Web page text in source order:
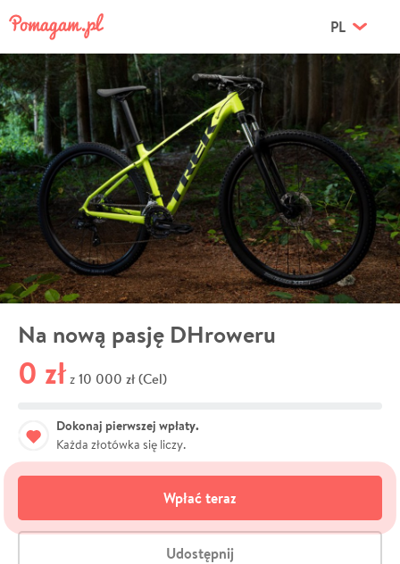
PL
Na nową pasję DHroweru
0 zł z 10 000 zł (Cel)
Dokonaj pierwszej wpłaty.
Każda złotówka się liczy.
Wpłać teraz
Udostępnij